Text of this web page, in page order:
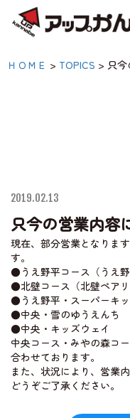
只今の営
して（2/
アップ
豊岡市
球・高原
夏のスキー場も「か
神鍋高原アクティビ
宿泊案内
神鍋高原体育館
ＨＯＭＥ > TOPICS > 只今
2019.02.13
只今の営業内容
現在、部分営業となりま
す。
●うえ野平コース（うえ野
●北壁コース（北壁ペアリ
●うえ野平・スーパーキッ
●中央・雪のゆうえんち
●中央・キッズウェイ
中央コース・みやの森コ
合わせております。
また、状況により、営業
どうぞご了承ください。